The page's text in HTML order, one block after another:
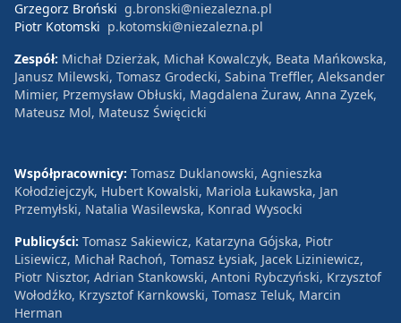
Grzegorz Broński g.bronski@niezalezna.pl
Piotr Kotomski p.kotomski@niezalezna.pl
Zespół: Michał Dzierżak, Michał Kowalczyk, Beata Mańkowska,
Janusz Milewski, Tomasz Grodecki, Sabina Treffler, Aleksander
Mimier, Przemysław Obłuski, Magdalena Żuraw, Anna Zyzek,
Mateusz Mol, Mateusz Święcicki
Współpracownicy: Tomasz Duklanowski, Agnieszka
Kołodziejczyk, Hubert Kowalski, Mariola Łukawska, Jan
Przemyłski, Natalia Wasilewska, Konrad Wysocki
Publicyści: Tomasz Sakiewicz, Katarzyna Gójska, Piotr
Lisiewicz, Michał Rachoń, Tomasz Łysiak, Jacek Liziniewicz,
Piotr Nisztor, Adrian Stankowski, Antoni Rybczyński, Krzysztof
Wołodźko, Krzysztof Karnkowski, Tomasz Teluk, Marcin
Herman